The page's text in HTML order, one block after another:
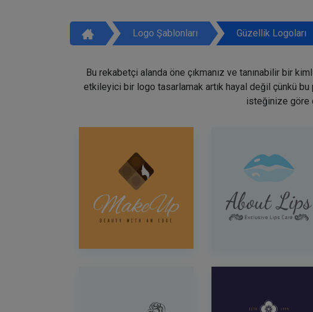
Logo Şablonları Güzellik Logoları
Bu rekabetçi alanda öne çıkmanız ve tanınabilir bir
etkileyici bir logo tasarlamak artık hayal değil çünkü
isteğinize göre